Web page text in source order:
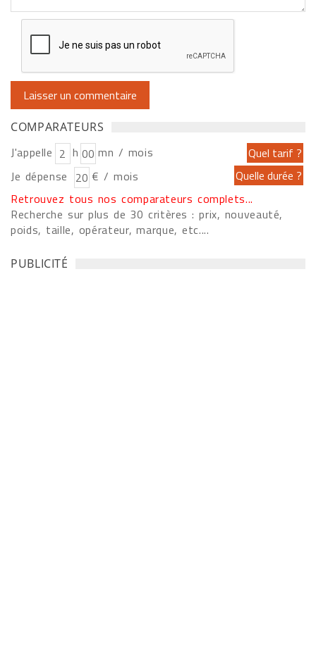
COMPARATEURS
J'appelle h
mn / mois
Je dépense
€ / mois
Retrouvez tous nos comparateurs complets...
Recherche sur plus de 30 critères : prix, nouveauté,
poids, taille, opérateur, marque, etc....
PUBLICITÉ